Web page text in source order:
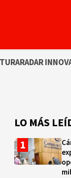
RADAR
LO MÁS